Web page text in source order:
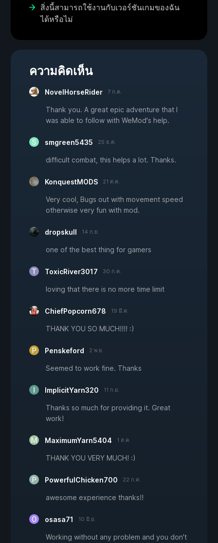
สิ่งนี้สามารถใช้งานกับเวอร์ชันเกมของฉัน
ได้หรือไม่
ความคิดเห็น
NovelHorseRider 7 ก.ค.
Thank you. A great epic adventure that I
was able to follow with WeMod's help.
smgreen5435 25 ธ.ค.
difficult combat, this helps a lot. Thanks.
KonquestMODS 21 ต.ค.
Very cool, Bugs out with movement speed
otherwise very fun with mod.
dropskull 14 ก.ย.
one of the best thing for gamers
ToxicRiver3017 30 ก.ค.
loving that there is no more time limit
ChiefPopcorn678 19 มี.ค.
THANK YOU SO MUCH!!!! :)
Penskeford 2 พ.ย.
Seemed to work fine. Thanks
ImplicitYarn320 11 ก.ย.
Thanks so much for providing it. Great
work!
MaximumYarn5404 1 ส.ค.
THANK YOU VERY MUCH! :)
PowerfulChicken700 22 ก.ค.
awesome experience thanks!!
osasa71 10 มิ.ย.
Working without any problem and you don't